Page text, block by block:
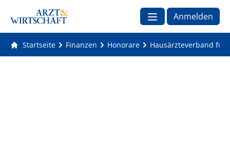
Anmelden
Startseite Finanzen Honorare Hausärzteverband